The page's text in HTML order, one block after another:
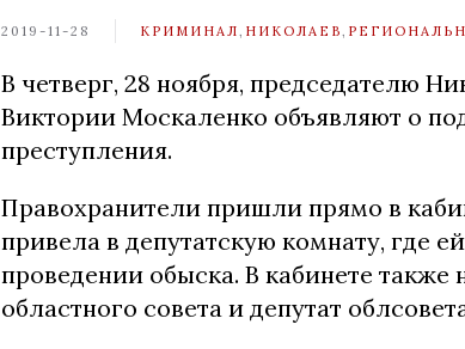
2019-11-28 КРИМИНАЛ НИКОЛАЕВ
В четверг, 28 ноября, председателю
Виктории Москаленко объявляют о
преступления.
Правохранители пришли прямо в
привела в депутатскую комнату, где
проведении обыска. В кабинете также
областного совета и депутат